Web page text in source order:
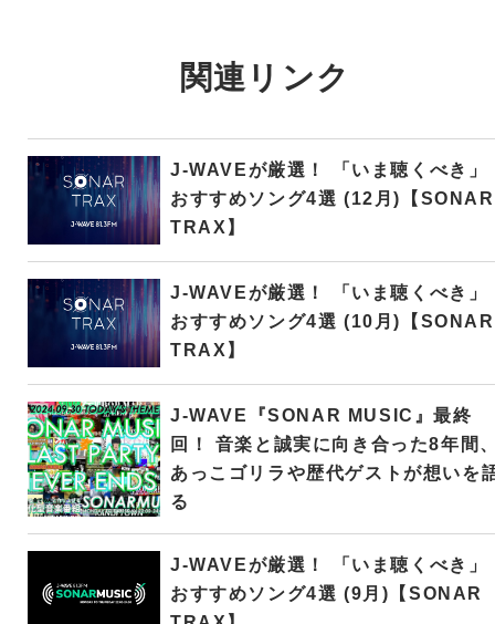
関連リンク
J-WAVEが厳選！ 「いま聴くべき」
おすすめソング4選 (12月)【SONAR
TRAX】
J-WAVEが厳選！ 「いま聴くべき」
おすすめソング4選 (10月)【SONAR
TRAX】
J-WAVE『SONAR MUSIC』最終
回！ 音楽と誠実に向き合った8年間
あっこゴリラや歴代ゲストが想いを
る
J-WAVEが厳選！ 「いま聴くべき」
おすすめソング4選 (9月)【SONAR